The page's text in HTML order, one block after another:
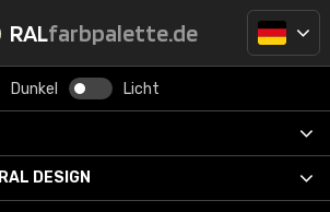
RALfarbpalette.de
Dunkel Licht
RAL DESIGN